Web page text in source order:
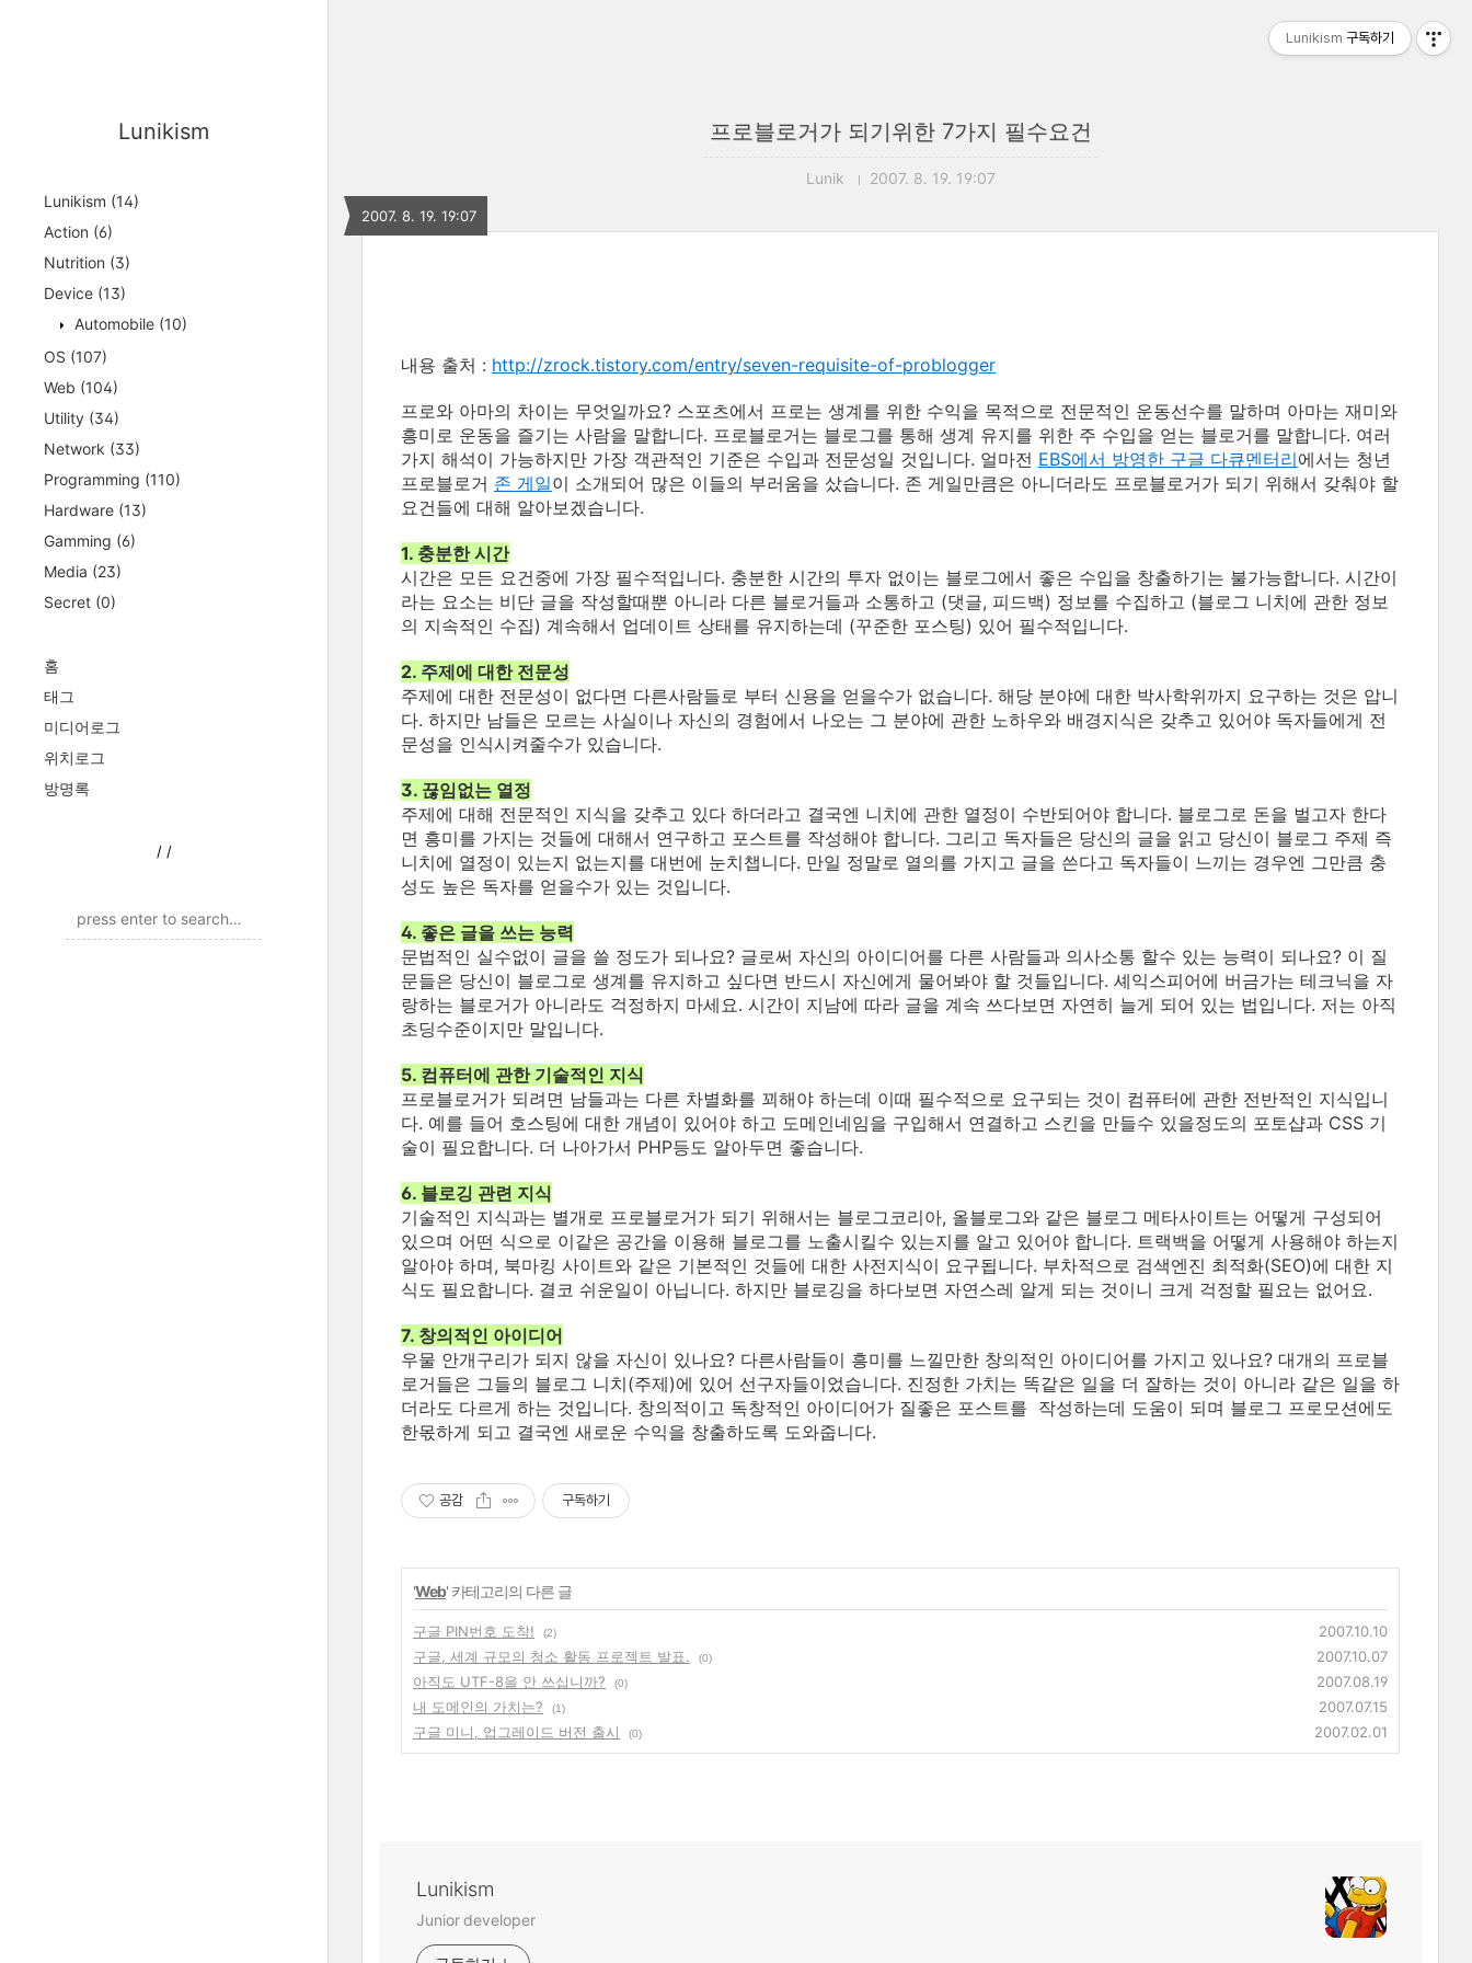
Lunikism
Lunikism (14)
Action (6)
Nutrition (3)
Device (13)
Automobile (10)
OS (107)
Web (104)
Utility (34)
Network (33)
Programming (110)
Hardware (13)
Gamming (6)
Media (23)
Secret (0)
홈
태그
미디어로그
위치로그
방명록
/ /
프로블로거가 되기위한 7가지 필수요건
Lunik 2007. 8. 19. 19:07
2007. 8. 19. 19:07
내용 출처 : http://zrock.tistory.com/entry/seven-requisite-of-problogger
프로와 아마의 차이는 무엇일까요? 스포츠에서 프로는 생계를 위한 수익을 목적으로 전문적인 운동선수를 말하며 아마는 재미와
흥미로 운동을 즐기는 사람을 말합니다. 프로블로거는 블로그를 통해 생계 유지를 위한 주 수입을 얻는 블로거를 말합니다. 여러
가지 해석이 가능하지만 가장 객관적인 기준은 수입과 전문성일 것입니다. 얼마전 EBS에서 방영한 구글 다큐멘터리에서는 청년
프로블로거 존 게일이 소개되어 많은 이들의 부러움을 샀습니다. 존 게일만큼은 아니더라도 프로블로거가 되기 위해서 갖춰야 할
요건들에 대해 알아보겠습니다.
1. 충분한 시간
시간은 모든 요건중에 가장 필수적입니다. 충분한 시간의 투자 없이는 블로그에서 좋은 수입을 창출하기는 불가능합니다. 시간이
라는 요소는 비단 글을 작성할때뿐 아니라 다른 블로거들과 소통하고 (댓글, 피드백) 정보를 수집하고 (블로그 니치에 관한 정보
의 지속적인 수집) 계속해서 업데이트 상태를 유지하는데 (꾸준한 포스팅) 있어 필수적입니다.
2. 주제에 대한 전문성
주제에 대한 전문성이 없다면 다른사람들로 부터 신용을 얻을수가 없습니다. 해당 분야에 대한 박사학위까지 요구하는 것은 압니
다. 하지만 남들은 모르는 사실이나 자신의 경험에서 나오는 그 분야에 관한 노하우와 배경지식은 갖추고 있어야 독자들에게 전
문성을 인식시켜줄수가 있습니다.
3. 끊임없는 열정
주제에 대해 전문적인 지식을 갖추고 있다 하더라고 결국엔 니치에 관한 열정이 수반되어야 합니다. 블로그로 돈을 벌고자 한다
면 흥미를 가지는 것들에 대해서 연구하고 포스트를 작성해야 합니다. 그리고 독자들은 당신의 글을 읽고 당신이 블로그 주제 즉
니치에 열정이 있는지 없는지를 대번에 눈치챕니다. 만일 정말로 열의를 가지고 글을 쓴다고 독자들이 느끼는 경우엔 그만큼 충
성도 높은 독자를 얻을수가 있는 것입니다.
4. 좋은 글을 쓰는 능력
문법적인 실수없이 글을 쓸 정도가 되나요? 글로써 자신의 아이디어를 다른 사람들과 의사소통 할수 있는 능력이 되나요? 이 질
문들은 당신이 블로그로 생계를 유지하고 싶다면 반드시 자신에게 물어봐야 할 것들입니다. 셰익스피어에 버금가는 테크닉을 자
랑하는 블로거가 아니라도 걱정하지 마세요. 시간이 지남에 따라 글을 계속 쓰다보면 자연히 늘게 되어 있는 법입니다. 저는 아직
초딩수준이지만 말입니다.
5. 컴퓨터에 관한 기술적인 지식
프로블로거가 되려면 남들과는 다른 차별화를 꾀해야 하는데 이때 필수적으로 요구되는 것이 컴퓨터에 관한 전반적인 지식입니
다. 예를 들어 호스팅에 대한 개념이 있어야 하고 도메인네임을 구입해서 연결하고 스킨을 만들수 있을정도의 포토샵과 CSS 기
술이 필요합니다. 더 나아가서 PHP등도 알아두면 좋습니다.
6. 블로깅 관련 지식
기술적인 지식과는 별개로 프로블로거가 되기 위해서는 블로그코리아, 올블로그와 같은 블로그 메타사이트는 어떻게 구성되어
있으며 어떤 식으로 이같은 공간을 이용해 블로그를 노출시킬수 있는지를 알고 있어야 합니다. 트랙백을 어떻게 사용해야 하는지
알아야 하며, 북마킹 사이트와 같은 기본적인 것들에 대한 사전지식이 요구됩니다. 부차적으로 검색엔진 최적화(SEO)에 대한 지
식도 필요합니다. 결코 쉬운일이 아닙니다. 하지만 블로깅을 하다보면 자연스레 알게 되는 것이니 크게 걱정할 필요는 없어요.
7. 창의적인 아이디어
우물 안개구리가 되지 않을 자신이 있나요? 다른사람들이 흥미를 느낄만한 창의적인 아이디어를 가지고 있나요? 대개의 프로블
로거들은 그들의 블로그 니치(주제)에 있어 선구자들이었습니다. 진정한 가치는 똑같은 일을 더 잘하는 것이 아니라 같은 일을 하
더라도 다르게 하는 것입니다. 창의적이고 독창적인 아이디어가 질좋은 포스트를 작성하는데 도움이 되며 블로그 프로모션에도
한몫하게 되고 결국엔 새로운 수익을 창출하도록 도와줍니다.
공감 구독하기
'Web' 카테고리의 다른 글
구글 PIN번호 도착! (2)
2007.10.10
구글, 세계 규모의 청소 활동 프로젝트 발표.
(0)
2007.10.07
아직도 UTF-8을 안 쓰십니까?
(0)
2007.08.19
내 도메인의 가치는?
(1)
2007.07.15
구글 미니, 업그레이드 버전 출시
(0) 2007.02.01
Lunikism
Junior developer
Lunikism 구독하기